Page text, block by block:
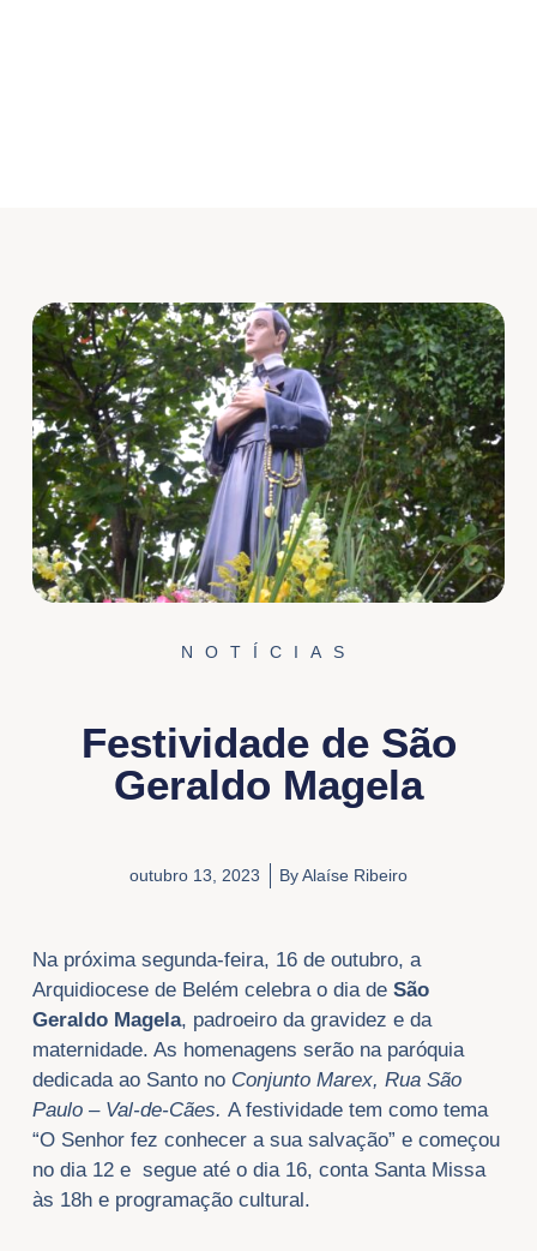
NOTÍCIAS
Festividade de São
Geraldo Magela
outubro 13, 2023 ByAlaíse Ribeiro
Na próxima segunda-feira, 16 de outubro, a
Arquidiocese de Belém celebra o dia de São
Geraldo Magela, padroeiro da gravidez e da
maternidade. As homenagens serão na paróquia
dedicada ao Santo no Conjunto Marex, Rua São
Paulo – Val-de-Cães. A festividade tem como tema
“O Senhor fez conhecer a sua salvação” e começou
no dia 12 e segue até o dia 16, conta Santa Missa
às 18h e programação cultural.